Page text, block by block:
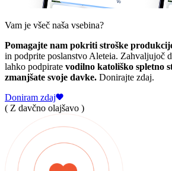
Vam je všeč naša vsebina?
Pomagajte nam pokriti stroške
in podprite poslanstvo Aleteia. Zahvaljujoč
lahko podpirate vodilno katoliško spletno
zmanjšate svoje davke. Donirajte zdaj.
Doniram zdaj
( Z davčno olajšavo )